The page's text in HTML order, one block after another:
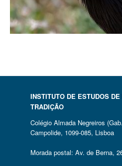
INSTITUTO DE ESTUDOS
TRADIÇÃO
Colégio Almada Negreiros
Campolide, 1099-085, Lisboa
Morada postal: Av. de Berna,